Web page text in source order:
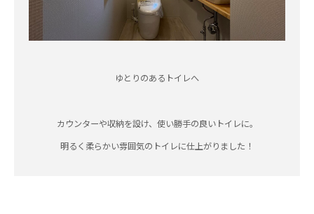
ゆとりのあるトイレへ
カウンターや収納を設け、使い勝手の良いトイレに。
明るく柔らかい雰囲気のトイレに仕上がりました！